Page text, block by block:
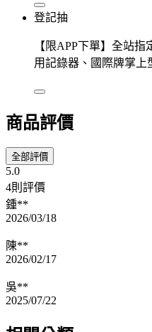
登記抽
【限APP下單】全站
用記錄器、國際牌掌上
商品評價
全部評價
5.0
4則評價
鍾**
2026/03/18
陳**
2026/02/17
吳**
2025/07/22